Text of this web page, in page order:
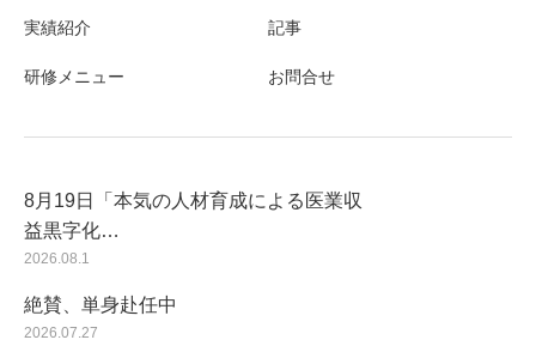
実績紹介
研修メニュー
記事
お問合せ
8月19日「本気の人材育成による医業収
益黒字化…
2026.08.1
絶賛、単身赴任中
2026.07.27